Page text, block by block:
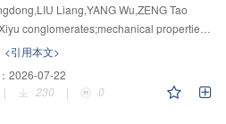
骤降45.5%，研究团队通过单轴三轴压缩
分析，揭示了其由脆性向延性转化的破坏
结构劣化规律，为西域砾岩库岸边坡稳定分
依据。”
Liang,YANG Wu,ZENG Tao
conglomerates;mechanical properties;damage characteristics;mineral composition;microstructure
<引用本文>
2026-07-22
| 230 | 0